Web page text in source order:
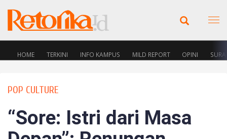
HOME TERKINI INFO KAMPUS MILD REPORT OPINI
POP CULTURE
“Sore: Istri dari Masa